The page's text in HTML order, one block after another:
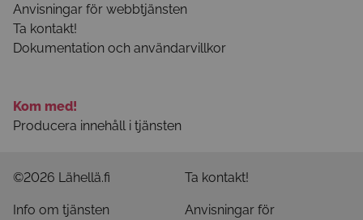
Anvisningar för webbtjänsten
Ta kontakt!
Dokumentation och användarvillkor
Kom med!
Producera innehåll i tjänsten
©2026 Lähellä.fi Ta kontakt!
Info om tjänsten
Anvisningar för